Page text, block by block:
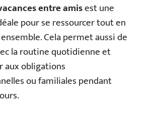
entre amisest une
pour se ressourcer tout en
Cela permet aussi de
la routine quotidienne et
aux obligations
ou familiales pendant